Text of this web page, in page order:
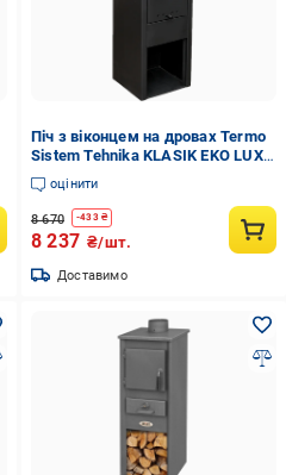
Піч з віконцем на дровах Termo
Sistem Tehnika KLASIK EKO LUX 7
кВт (CNT00007738)
оцінити
8 670 -433₴
8 237 ₴/шт.
Доставимо